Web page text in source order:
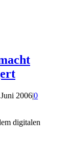
2006|0
digitalen